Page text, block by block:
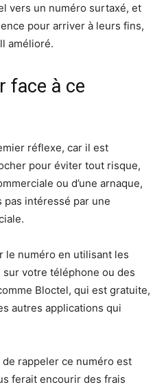
vers un numéro surtaxé, et
pour arriver à leurs fins,
amélioré.
face à ce
réflexe, car il est
pour éviter tout risque,
ou d’une arnaque,
pas intéressé par une
le numéro en utilisant les
votre téléphone ou des
Bloctel, qui est gratuite,
autres applications qui
rappeler ce numéro est
ferait encourir des frais